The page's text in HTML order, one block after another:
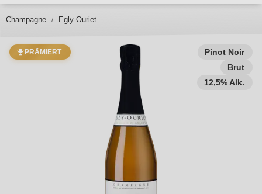
Champagne Egly-Ouriet
Pinot Noir
Brut
12,5% Alk.
PRÄMIERT